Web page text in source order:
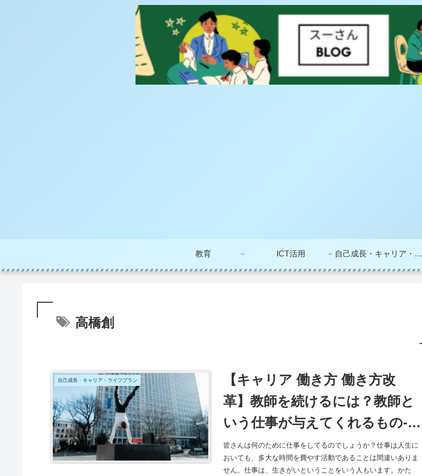
教育 ICT活用 自己成長・キャリア・ライフプラン
高橋創
自己成長・キャリア・ライフプラン
【キャリア 働き方 働き方改
革】教師を続けるには？教師と
いう仕事が与えてくれるもの-
「給与明細から読み解くお金の
しくみ」（高橋創）を読んで-
皆さんは何のために仕事をしてるのでしょうか？仕事は人生に
おいても、多大な時間を費やす活動であることは間違いありま
せん。仕事は、生きがいということをいう人もいます。かた